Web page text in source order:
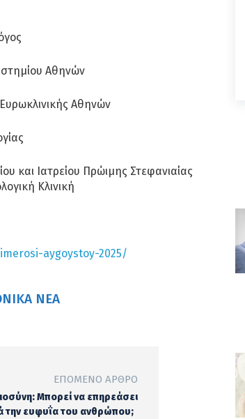
Αθηνών
Αθηνών
και Ιατρείου Πρώιμης Στεφανιαίας
Κλινική
aygoystoy-2025/
ΝΈΑ
ΕΠΌΜΕΝΟ ΆΡΘΡΟ
Μπορεί να επηρεάσει
την ευφυΐα του ανθρώπου;